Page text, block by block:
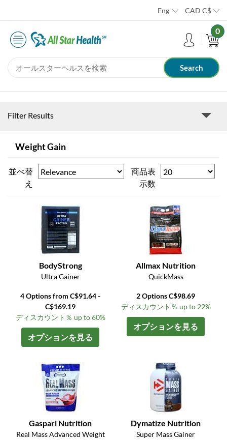
Eng CAD C$
0
Filter Results
Weight Gain
並べ替
え
商品表
示数
BodyStrong
Ultra Gainer
4 Options from C$91.64 -
C$169.19
ディスカウント％ up to 60%
オプションを見る
Allmax Nutrition
QuickMass
2 Options C$98.69
ディスカウント％ up to 22%
オプションを見る
Gaspari Nutrition
Real Mass Advanced Weight
Dymatize Nutrition
Super Mass Gainer